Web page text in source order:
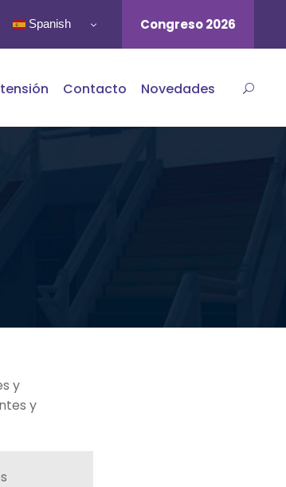
Spanish Congreso 2026
Contacto Novedades
y
y